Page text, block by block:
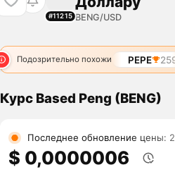
#11215 BENG/USD
Подозрительно похожи PEPE
Курс Based Peng (BENG)
Последнее обновление цены:
$ 0,0000006